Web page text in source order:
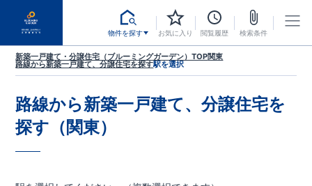
物件を探す お気に入り 閲覧履歴 検索条件
新築一戸建て・分譲住宅（ブルーミングガーデン）TOP関東
路線から新築一戸建て、分譲住宅を探す駅を選択
路線から新築一戸建て、分譲住宅を
探す（関東）